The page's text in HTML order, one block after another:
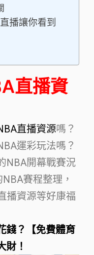
播讓你看到
直播資
直播資源嗎？
運彩玩法嗎？
NBA開幕戰賽況
賽程整理，
播資源等好康福
錢？【免費體育
財！